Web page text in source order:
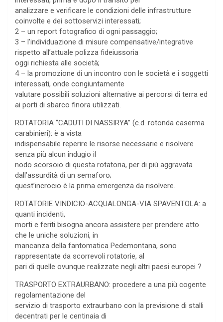
analizzare e verificare le condizioni delle infrastrutture
coinvolte e dei sottoservizi interessati;
2 – un report fotografico di ogni passaggio;
3 – l’individuazione di misure compensative/integrative
rispetto all’attuale polizza fideiussoria
oggi richiesta alle società;
4 – la promozione di un incontro con le società e i soggetti
interessati, onde congiuntamente
valutare possibili soluzioni alternative ai percorsi di terra ed
ai porti di sbarco finora utilizzati.
ROTATORIA “CADUTI DI NASSIRYA” (c.d. rotonda caserma
carabinieri): è a vista
indispensabile reperire le risorse necessarie e risolvere
senza più alcun indugio il
nodo scorsoio di questa rotatoria, per di più aggravata
dall’assurdità di un semaforo;
quest’incrocio è la prima emergenza da risolvere.
ROTATORIE VINDICIO-ACQUALONGA-VIA SPAVENTOLA: a
quanti incidenti,
morti e feriti bisogna ancora assistere per prendere atto
che le uniche soluzioni, in
mancanza della fantomatica Pedemontana, sono
rappresentate da scorrevoli rotatorie, al
pari di quelle ovunque realizzate negli altri paesi europei ?
TRASPORTO EXTRAURBANO: procedere a una più cogente
regolamentazione del
servizio di trasporto extraurbano con la previsione di stalli
decentrati per le centinaia di